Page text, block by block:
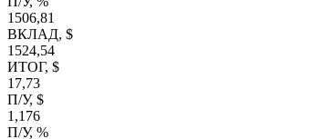
1506,81
ВКЛАД, $
1524,54
ИТОГ, $
17,73
П/У, $
1,176
П/У, %